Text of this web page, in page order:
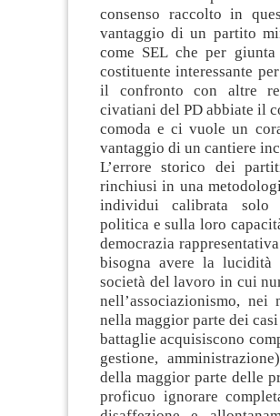
consenso raccolto in
vantaggio di un partito
come SEL che per
costituente interessante
il confronto con altre
civatiani del PD abbiate il
comoda e ci vuole un
vantaggio di un cantiere
L’errore storico dei
rinchiusi in una
individui calibrata solo
politica e sulla loro
democrazia
bisogna avere la
società del lavoro in cui
nell’associazionismo,
nella maggior parte dei
battaglie acquisiscono
gestione,
della maggior parte delle
proficuo ignorare